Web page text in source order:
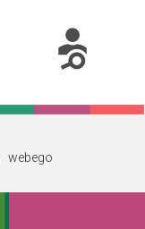
webego